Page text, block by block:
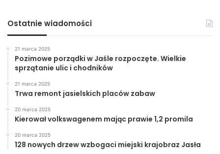
Ostatnie wiadomości
21 marca 2025
Pozimowe porządki w Jaśle rozpoczęte. Wielkie
sprzątanie ulic i chodników
21 marca 2025
Trwa remont jasielskich placów zabaw
20 marca 2025
Kierował volkswagenem mając prawie 1,2 promila
20 marca 2025
128 nowych drzew wzbogaci miejski krajobraz Jasła